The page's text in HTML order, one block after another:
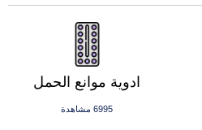
ادوية موانع الحمل
6995 مشاهدة